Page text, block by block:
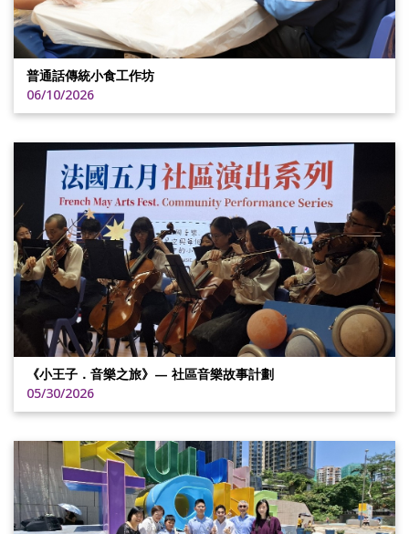
普通話傳統小食工作坊
06/10/2026
《小王子．音樂之旅》— 社區音樂故事計劃
05/30/2026